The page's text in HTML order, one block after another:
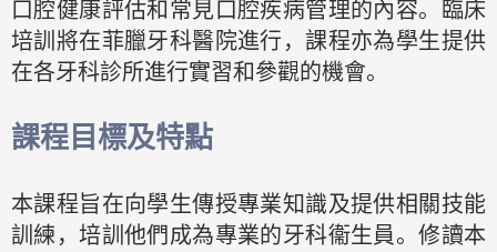
口腔健康評估和常見口腔疾病管理的內容。臨床
培訓將在菲臘牙科醫院進行，課程亦為學生提供
在各牙科診所進行實習和參觀的機會。
課程目標及特點
本課程旨在向學生傳授專業知識及提供相關技能
訓練，培訓他們成為專業的牙科衞生員。修讀本